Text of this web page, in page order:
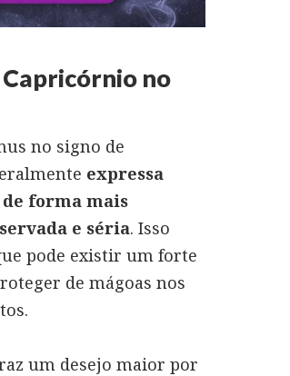
Capricórnio no
no signo de
expressa
de forma mais
e séria. Isso
pode existir um forte
de mágoas nos
um desejo maior por